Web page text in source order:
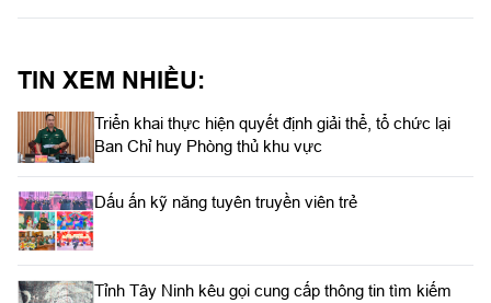
TIN XEM NHIỀU:
Triển khai thực hiện quyết định giải thể, tổ chức lại
Ban Chỉ huy Phòng thủ khu vực
Dấu ấn kỹ năng tuyên truyền viên trẻ
Tỉnh Tây Ninh kêu gọi cung cấp thông tin tìm kiếm